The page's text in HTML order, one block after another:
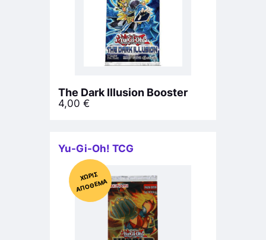
The Dark Illusion Booster
4,00 €
Yu-Gi-Oh! TCG
Χ
ΩΡΊΣ
Α
Π
Ό
ΘΕ
ΜΑ